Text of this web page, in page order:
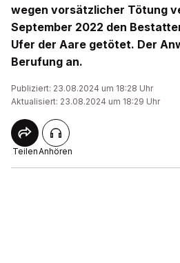
wegen vorsätzlicher Tötung
September 2022 den
Ufer der Aare getötet. Der
Berufung an.
Publiziert: 23.08.2024 um 18:28 Uhr
Aktualisiert: 23.08.2024 um 18:29 Uhr
TeilenAnhören